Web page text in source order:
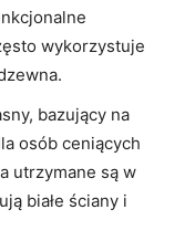
wykorzystuje
bazujący na⁤
osób ceniących‍
utrzymane są w
białe ściany i